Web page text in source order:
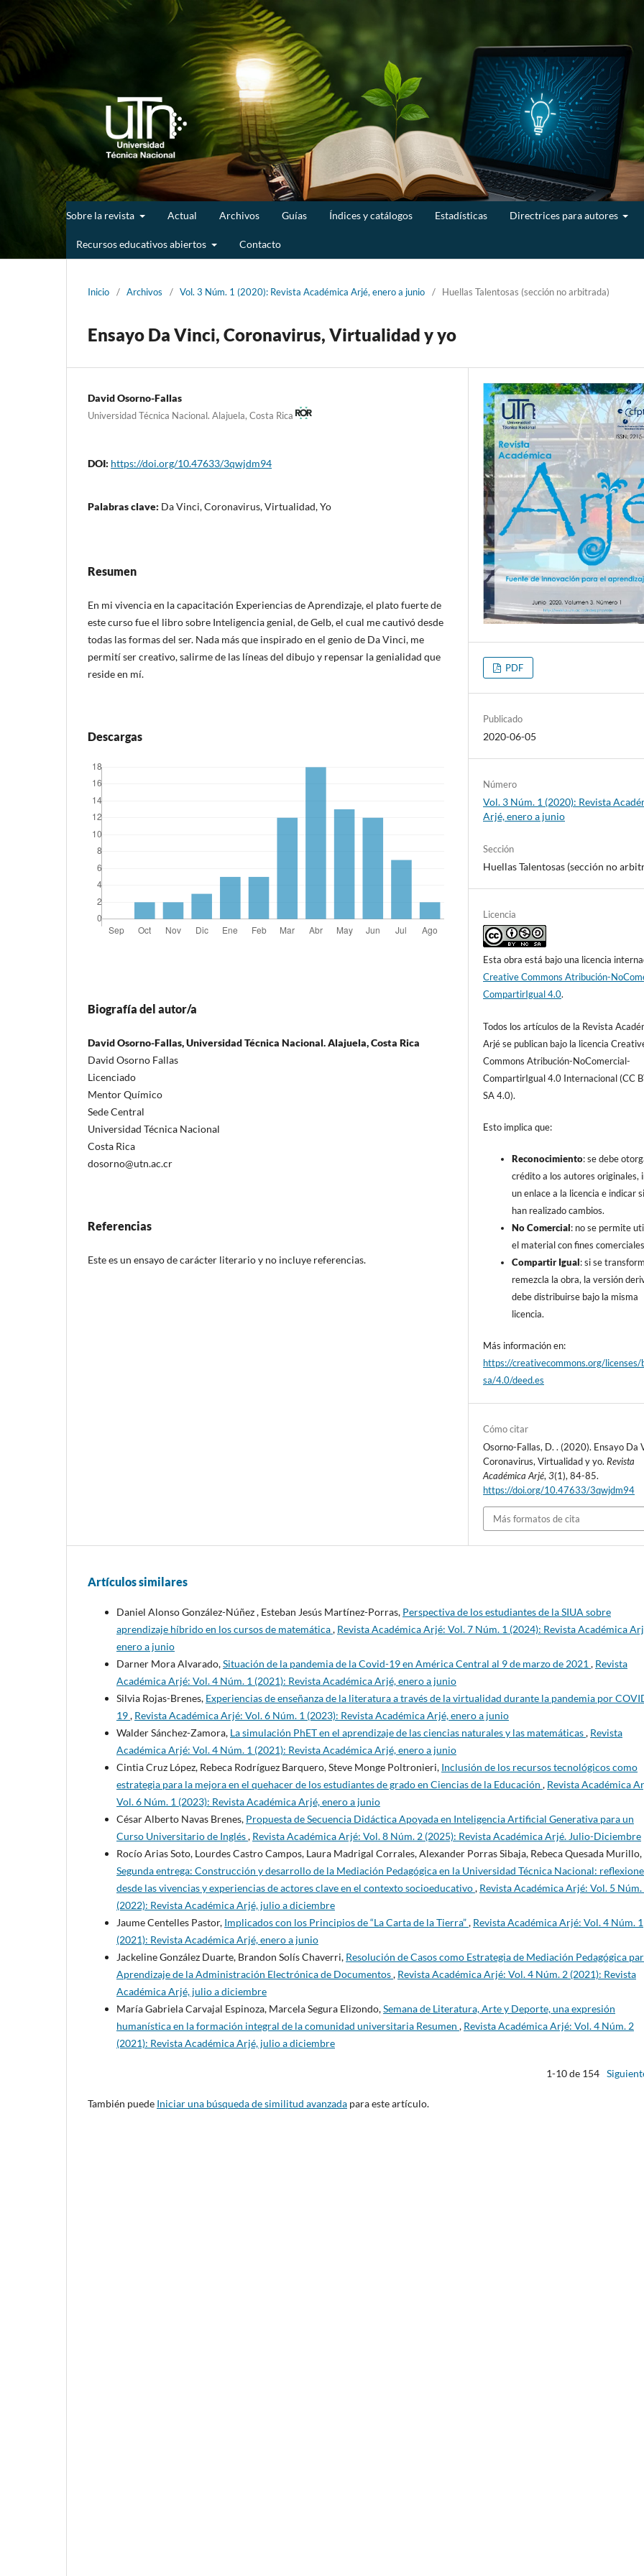
Sobre la revista Actual Archivos Guías Índices y catálogos Estadísticas Directrices para autores
Recursos educativos abiertos Contacto
Inicio / Archivos / Vol. 3 Núm. 1 (2020): Revista Académica Arjé, enero a junio / Huellas Talentosas (sección no arbitrada)
Ensayo Da Vinci, Coronavirus, Virtualidad y yo
David Osorno-Fallas
Universidad Técnica Nacional. Alajuela, Costa Rica
DOI: https://doi.org/10.47633/3qwjdm94
Palabras clave: Da Vinci, Coronavirus, Virtualidad, Yo
Resumen
En mi vivencia en la capacitación Experiencias de Aprendizaje, el plato fuerte de
este curso fue el libro sobre Inteligencia genial, de Gelb, el cual me cautivó desde
todas las formas del ser. Nada más que inspirado en el genio de Da Vinci, me
permití ser creativo, salirme de las líneas del dibujo y repensar la genialidad que
reside en mí.
Descargas
Biografía del autor/a
David Osorno-Fallas, Universidad Técnica Nacional. Alajuela, Costa Rica
David Osorno Fallas
Licenciado
Mentor Químico
Sede Central
Universidad Técnica Nacional
Costa Rica
dosorno@utn.ac.cr
Referencias
Este es un ensayo de carácter literario y no incluye referencias.
PDF
Publicado
2020-06-05
Número
Vol. 3 Núm. 1 (2020): Revista
Arjé, enero a junio
Sección
Huellas Talentosas (sección no
Licencia
Esta obra está bajo una licencia
Creative Commons Atribución-
CompartirIgual 4.0.
Todos los artículos de la Revista
Arjé se publican bajo la licencia
Commons Atribución-NoComercial-
CompartirIgual 4.0 Internacional (CC
SA 4.0).
Esto implica que:
Reconocimiento: se debe
crédito a los autores originales,
un enlace a la licencia e indicar
han realizado cambios.
No Comercial: no se permite
el material con fines
Compartir Igual: si se
remezcla la obra, la versión
debe distribuirse bajo la misma
licencia.
Más información en:
https://creativecommons.org/licenses/
sa/4.0/deed.es
Cómo citar
Osorno-Fallas, D. . (2020). Ensayo Da
Coronavirus, Virtualidad y yo. Revista
Académica Arjé,3(1), 84-85.
https://doi.org/10.47633/3qwjdm94
Más formatos de cita
Artículos similares
Daniel Alonso González-Núñez , Esteban Jesús Martínez-Porras, Perspectiva de los estudiantes de la SIUA sobre
aprendizaje híbrido en los cursos de matemática, Revista Académica Arjé: Vol. 7 Núm. 1 (2024): Revista Académica
enero a junio
Darner Mora Alvarado,Situación de la pandemia de la Covid-19 en América Central al 9 de marzo de 2021 , Revista
Académica Arjé: Vol. 4 Núm. 1 (2021): Revista Académica Arjé, enero a junio
Silvia Rojas-Brenes, Experiencias de enseñanza de la literatura a través de la virtualidad durante la pandemia por
19, Revista Académica Arjé: Vol. 6 Núm. 1 (2023): Revista Académica Arjé, enero a junio
Walder Sánchez-Zamora, La simulación PhET en el aprendizaje de las ciencias naturales y las matemáticas, Revista
Académica Arjé: Vol. 4 Núm. 1 (2021): Revista Académica Arjé, enero a junio
Cintia Cruz López, Rebeca Rodríguez Barquero, Steve Monge Poltronieri, Inclusión de los recursos tecnológicos como
estrategia para la mejora en el quehacer de los estudiantes de grado en Ciencias de la Educación , Revista Académica
Vol. 6 Núm. 1 (2023): Revista Académica Arjé, enero a junio
César Alberto Navas Brenes, Propuesta de Secuencia Didáctica Apoyada en Inteligencia Artificial Generativa para un
Curso Universitario de Inglés, Revista Académica Arjé: Vol. 8 Núm. 2 (2025): Revista Académica Arjé. Julio-Diciembre
Rocío Arias Soto, Lourdes Castro Campos, Laura Madrigal Corrales, Alexander Porras Sibaja, Rebeca Quesada Murillo,
Segunda entrega: Construcción y desarrollo de la Mediación Pedagógica en la Universidad Técnica Nacional:
desde las vivencias y experiencias de actores clave en el contexto socioeducativo, Revista Académica Arjé: Vol. 5 Núm.
(2022): Revista Académica Arjé, julio a diciembre
Jaume Centelles Pastor, Implicados con los Principios de “La Carta de la Tierra”, Revista Académica Arjé: Vol. 4 Núm. 1
(2021): Revista Académica Arjé, enero a junio
Jackeline González Duarte, Brandon Solís Chaverri, Resolución de Casos como Estrategia de Mediación Pedagógica
Aprendizaje de la Administración Electrónica de Documentos, Revista Académica Arjé: Vol. 4 Núm. 2 (2021): Revista
Académica Arjé, julio a diciembre
María Gabriela Carvajal Espinoza, Marcela Segura Elizondo,Semana de Literatura, Arte y Deporte, una expresión
humanística en la formación integral de la comunidad universitaria Resumen , Revista Académica Arjé: Vol. 4 Núm. 2
(2021): Revista Académica Arjé, julio a diciembre
1-10 de 154
También puede Iniciar una búsqueda de similitud avanzada para este artículo.